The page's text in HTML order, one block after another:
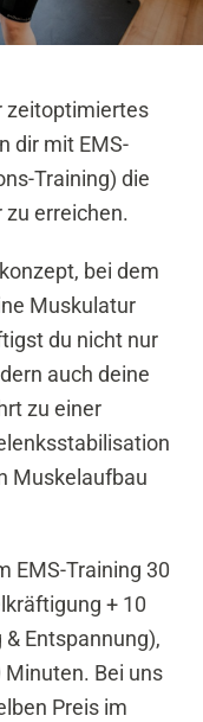
zeitoptimiertes
dir mit EMS-
Training) die
erreichen.
bei dem
Muskulatur
du nicht nur
auch deine
zu einer
Muskelaufbau
EMS-Training 30
+ 10
Entspannung),
Minuten. Bei uns
Preis im